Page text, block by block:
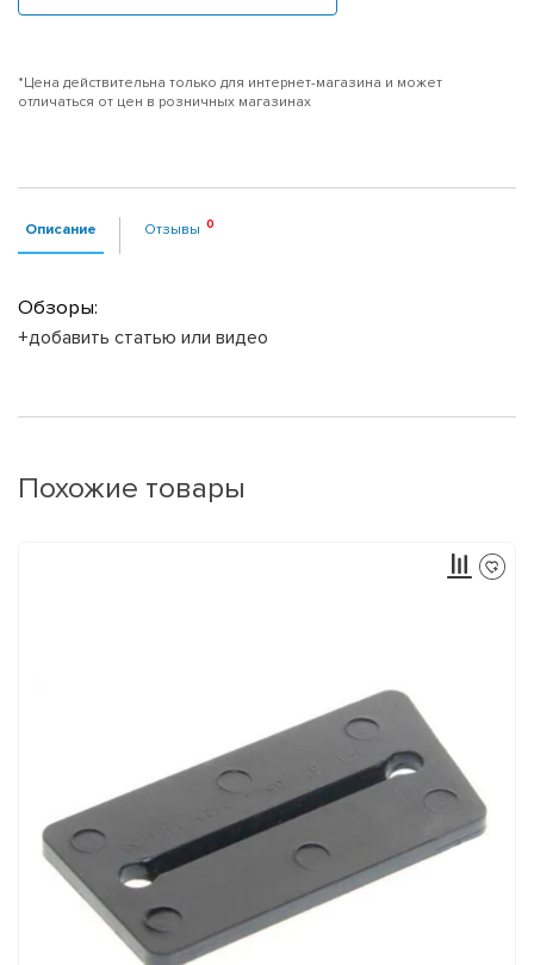
*Цена действительна только для интернет-магазина и может
отличаться от цен в розничных магазинах
Описание Отзывы
Обзоры:
+добавить статью или видео
Похожие товары